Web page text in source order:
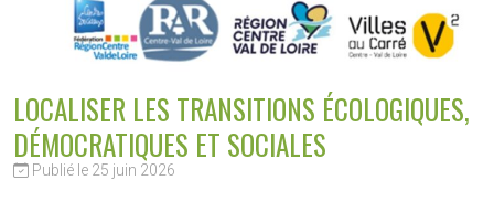
LOCALISER LES TRANSITIONS ÉCOLOGIQUES,
DÉMOCRATIQUES ET SOCIALES
Publié le 25 juin 2026